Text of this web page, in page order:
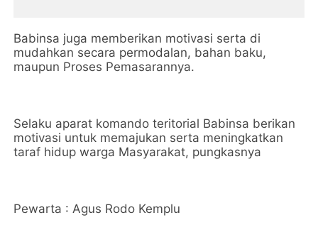
Babinsa juga memberikan motivasi serta di
mudahkan secara permodalan, bahan baku,
maupun Proses Pemasarannya.
Selaku aparat komando teritorial Babinsa berikan
motivasi untuk memajukan serta meningkatkan
taraf hidup warga Masyarakat, pungkasnya
Pewarta : Agus Rodo Kemplu